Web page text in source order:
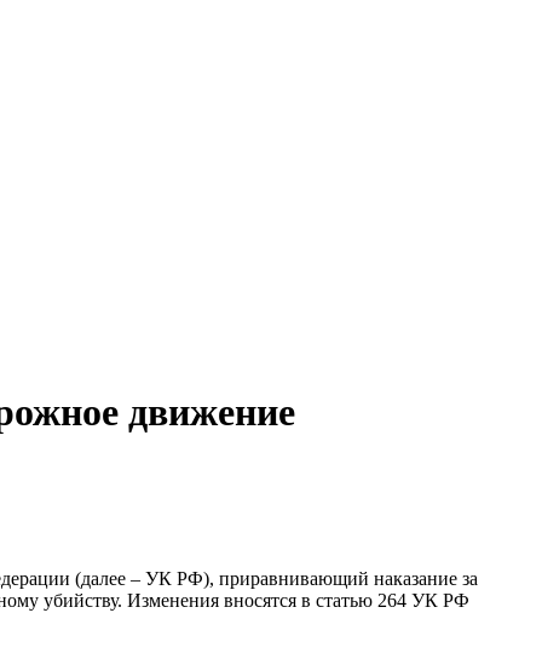
движение
(далее – УК РФ), приравнивающий наказание за
убийству. Изменения вносятся в статью 264 УК РФ